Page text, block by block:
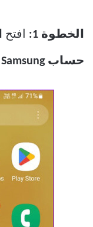
الخطوة 1: افتح
حساب Samsung الخاص بك